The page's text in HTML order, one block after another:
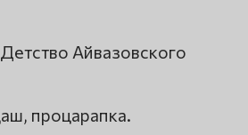
Айвазовского
процарапка.